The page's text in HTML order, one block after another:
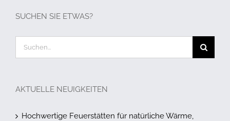
SUCHEN SIE ETWAS?
Suche
nach:
AKTUELLE NEUIGKEITEN
Hochwertige Feuerstätten für natürliche Wärme,